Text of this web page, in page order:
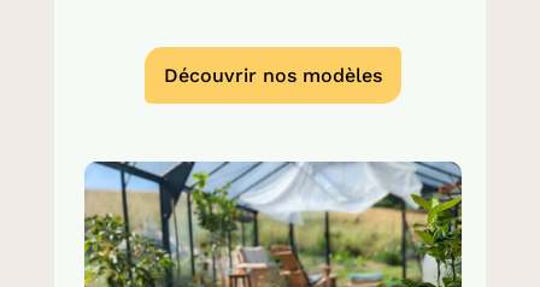
Découvrir nos modèles